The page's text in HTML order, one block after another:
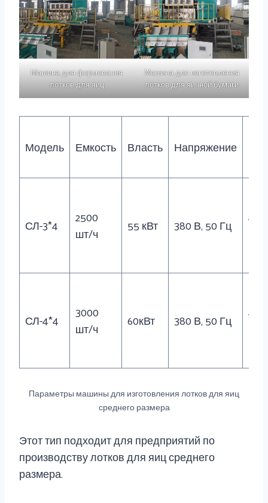
Машина для формования
лотков для яиц
Машина для изготовления
лотков для яичной бумаги
Модель Емкость Власть Напряжение
СЛ-3*4
2500
шт/ч
55 кВт 380 В, 50 Гц
СЛ-4*4
3000
шт/ч
60кВт 380 В, 50 Гц
Параметры машины для изготовления лотков для яиц
среднего размера
Этот тип подходит для предприятий по
производству лотков для яиц среднего
размера.